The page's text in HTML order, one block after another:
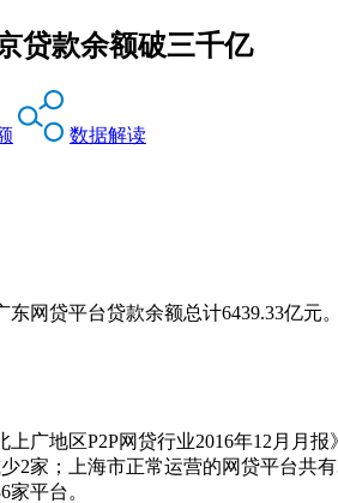
贷款余额破三千亿
数据解读
网贷平台贷款余额总计6439.33亿元。
地区P2P网贷行业2016年12月月报
2家；上海市正常运营的网贷平台共
平台。